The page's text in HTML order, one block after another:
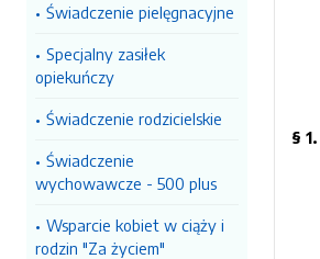
Świadczenie pielęgnacyjne
Specjalny zasiłek
opiekuńczy
Świadczenie rodzicielskie
Świadczenie
wychowawcze - 500 plus
Wsparcie kobiet w ciąży i
rodzin "Za życiem"
§ 1.